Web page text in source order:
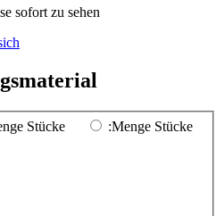
sofort zu sehen
Stücke :Menge Stücke